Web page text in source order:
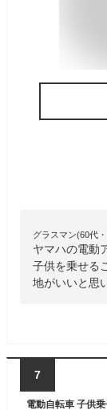
グラスマン(60代
ヤマハの電動
子供を乗せる
地がいいと思
7